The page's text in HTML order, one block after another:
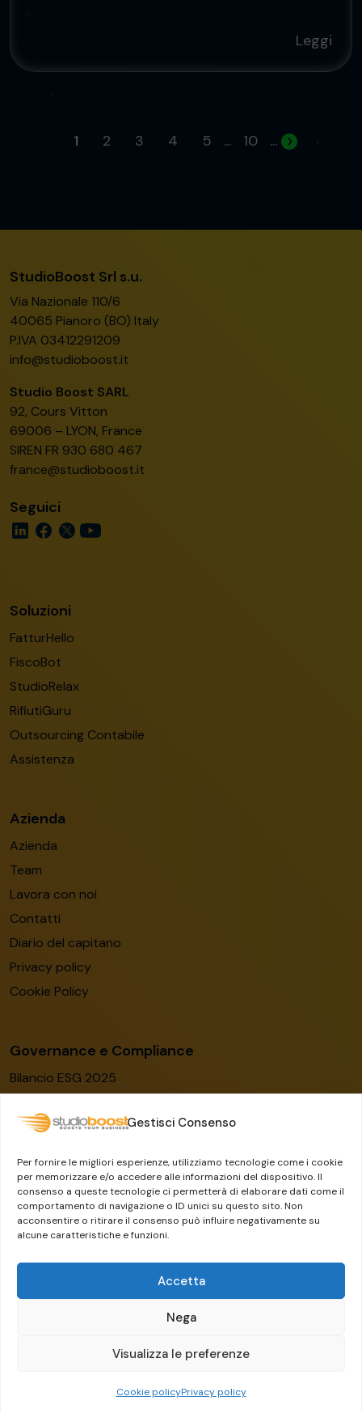
Gestisci Consenso
Per fornire le migliori esperienze, utilizziamo tecnologie come i cookie
per memorizzare e/o accedere alle informazioni del dispositivo. Il
consenso a queste tecnologie ci permetterà di elaborare dati come il
comportamento di navigazione o ID unici su questo sito. Non
acconsentire o ritirare il consenso può influire negativamente su
alcune caratteristiche e funzioni.
Accetta
Nega
Visualizza le preferenze
Cookie policyPrivacy policy
Leggi
1 2 3 4 5 ... 10 ...
StudioBoost Srl s.u.
Via Nazionale 110/6
40065 Pianoro (BO) Italy
P.IVA 03412291209
info@studioboost.it
Studio Boost SARL
92, Cours Vitton
69006 – LYON, France
SIREN FR 930 680 467
france@studioboost.it
Seguici
Soluzioni
FatturHello
FiscoBot
StudioRelax
RifiutiGuru
Outsourcing Contabile
Assistenza
Azienda
Azienda
Team
Lavora con noi
Contatti
Diario del capitano
Privacy policy
Cookie Policy
Governance e Compliance
Bilancio ESG 2025
Modello organizzativo
Whistleblowing
Il Gruppo Dylog-Buffetti
Guermandi Group